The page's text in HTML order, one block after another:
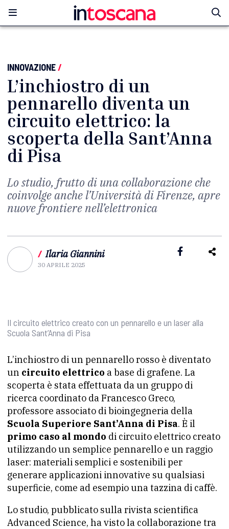
INNOVAZIONE/
L’inchiostro di un
pennarello diventa un
circuito elettrico: la
scoperta della Sant’Anna
di Pisa
Lo studio, frutto di una collaborazione che
coinvolge anche l’Università di Firenze, apre
nuove frontiere nell’elettronica
/ Ilaria Giannini
30 APRILE 2025
Il circuito elettrico creato con un pennarello e un laser alla
Scuola Sant’Anna di Pisa
L’inchiostro di un pennarello rosso è diventato
un circuito elettrico a base di grafene. La
scoperta è stata effettuata da un gruppo di
ricerca coordinato da Francesco Greco,
professore associato di bioingegneria della
Scuola Superiore Sant’Anna di Pisa. È il
primo caso al mondo di circuito elettrico creato
utilizzando un semplice pennarello e un raggio
laser: materiali semplici e sostenibili per
generare applicazioni innovative su qualsiasi
superficie, come ad esempio una tazzina di caffè.
Lo studio, pubblicato sulla rivista scientifica
Advanced Science, ha visto la collaborazione tra